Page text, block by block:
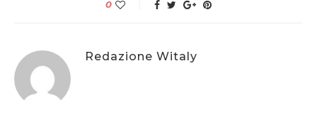
0
Redazione Witaly